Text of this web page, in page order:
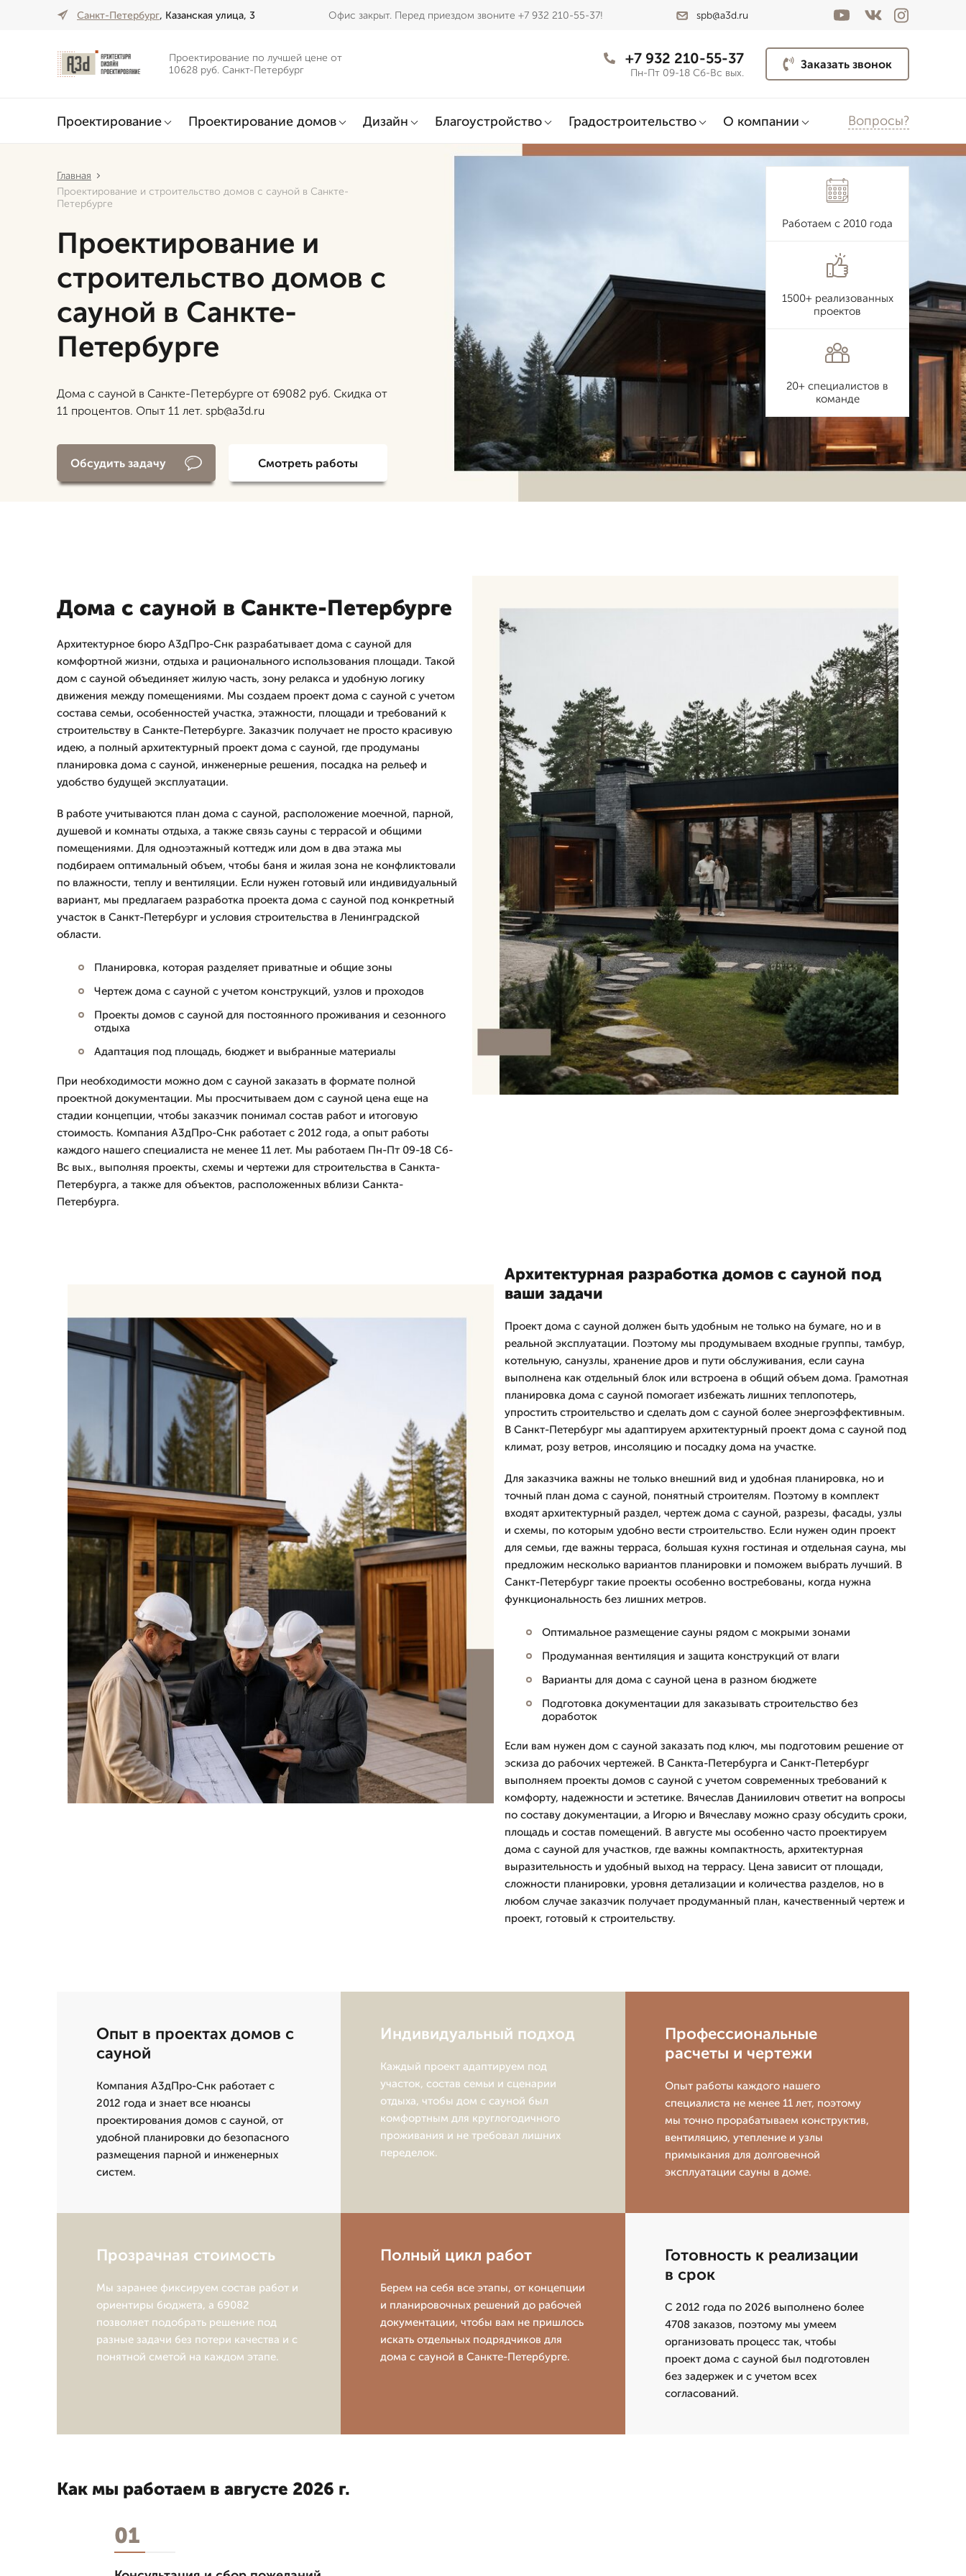
Санкт-Петербург, Казанская улица, 3 Офис закрыт. Перед приездом звоните +7 932 210-55-37! spb@a3d.ru
Проектирование по лучшей цене от
10628 руб. Санкт-Петербург
+7 932 210-55-37
Пн-Пт 09-18 Сб-Вс вых.
Заказать звонок
Проектирование Проектирование домов Дизайн Благоустройство Градостроительство О компании Вопросы?
Главная
Проектирование и строительство домов с сауной в Санкте-
Петербурге
Проектирование и
строительство домов с
сауной в Санкте-
Петербурге
Дома с сауной в Санкте-Петербурге от 69082 руб. Скидка от
11 процентов. Опыт 11 лет. spb@a3d.ru
Обсудить задачу Смотреть работы
Работаем с 2010 года
1500+ реализованных
проектов
20+ специалистов в
команде
Дома с сауной в Санкте-Петербурге
Архитектурное бюро А3дПро-Снк разрабатывает дома с сауной для
комфортной жизни, отдыха и рационального использования площади. Такой
дом с сауной объединяет жилую часть, зону релакса и удобную логику
движения между помещениями. Мы создаем проект дома с сауной с учетом
состава семьи, особенностей участка, этажности, площади и требований к
строительству в Санкте-Петербурге. Заказчик получает не просто красивую
идею, а полный архитектурный проект дома с сауной, где продуманы
планировка дома с сауной, инженерные решения, посадка на рельеф и
удобство будущей эксплуатации.
В работе учитываются план дома с сауной, расположение моечной, парной,
душевой и комнаты отдыха, а также связь сауны с террасой и общими
помещениями. Для одноэтажный коттедж или дом в два этажа мы
подбираем оптимальный объем, чтобы баня и жилая зона не конфликтовали
по влажности, теплу и вентиляции. Если нужен готовый или индивидуальный
вариант, мы предлагаем разработка проекта дома с сауной под конкретный
участок в Санкт-Петербург и условия строительства в Ленинградской
области.
Планировка, которая разделяет приватные и общие зоны
Чертеж дома с сауной с учетом конструкций, узлов и проходов
Проекты домов с сауной для постоянного проживания и сезонного
отдыха
Адаптация под площадь, бюджет и выбранные материалы
При необходимости можно дом с сауной заказать в формате полной
проектной документации. Мы просчитываем дом с сауной цена еще на
стадии концепции, чтобы заказчик понимал состав работ и итоговую
стоимость. Компания А3дПро-Снк работает с 2012 года, а опыт работы
каждого нашего специалиста не менее 11 лет. Мы работаем Пн-Пт 09-18 Сб-
Вс вых., выполняя проекты, схемы и чертежи для строительства в Санкта-
Петербурга, а также для объектов, расположенных вблизи Санкта-
Петербурга.
Архитектурная разработка домов с сауной под
ваши задачи
Проект дома с сауной должен быть удобным не только на бумаге, но и в
реальной эксплуатации. Поэтому мы продумываем входные группы, тамбур,
котельную, санузлы, хранение дров и пути обслуживания, если сауна
выполнена как отдельный блок или встроена в общий объем дома. Грамотная
планировка дома с сауной помогает избежать лишних теплопотерь,
упростить строительство и сделать дом с сауной более энергоэффективным.
В Санкт-Петербург мы адаптируем архитектурный проект дома с сауной под
климат, розу ветров, инсоляцию и посадку дома на участке.
Для заказчика важны не только внешний вид и удобная планировка, но и
точный план дома с сауной, понятный строителям. Поэтому в комплект
входят архитектурный раздел, чертеж дома с сауной, разрезы, фасады, узлы
и схемы, по которым удобно вести строительство. Если нужен один проект
для семьи, где важны терраса, большая кухня гостиная и отдельная сауна, мы
предложим несколько вариантов планировки и поможем выбрать лучший. В
Санкт-Петербург такие проекты особенно востребованы, когда нужна
функциональность без лишних метров.
Оптимальное размещение сауны рядом с мокрыми зонами
Продуманная вентиляция и защита конструкций от влаги
Варианты для дома с сауной цена в разном бюджете
Подготовка документации для заказывать строительство без
доработок
Если вам нужен дом с сауной заказать под ключ, мы подготовим решение от
эскиза до рабочих чертежей. В Санкта-Петербурга и Санкт-Петербург
выполняем проекты домов с сауной с учетом современных требований к
комфорту, надежности и эстетике. Вячеслав Даниилович ответит на вопросы
по составу документации, а Игорю и Вячеславу можно сразу обсудить сроки,
площадь и состав помещений. В августе мы особенно часто проектируем
дома с сауной для участков, где важны компактность, архитектурная
выразительность и удобный выход на террасу. Цена зависит от площади,
сложности планировки, уровня детализации и количества разделов, но в
любом случае заказчик получает продуманный план, качественный чертеж и
проект, готовый к строительству.
Опыт в проектах домов с
сауной
Компания А3дПро-Снк работает с
2012 года и знает все нюансы
проектирования домов с сауной, от
удобной планировки до безопасного
размещения парной и инженерных
систем.
Индивидуальный подход
Каждый проект адаптируем под
участок, состав семьи и сценарии
отдыха, чтобы дом с сауной был
комфортным для круглогодичного
проживания и не требовал лишних
переделок.
Профессиональные
расчеты и чертежи
Опыт работы каждого нашего
специалиста не менее 11 лет, поэтому
мы точно прорабатываем конструктив,
вентиляцию, утепление и узлы
примыкания для долговечной
эксплуатации сауны в доме.
Прозрачная стоимость
Мы заранее фиксируем состав работ и
ориентиры бюджета, а 69082
позволяет подобрать решение под
разные задачи без потери качества и с
понятной сметой на каждом этапе.
Полный цикл работ
Берем на себя все этапы, от концепции
и планировочных решений до рабочей
документации, чтобы вам не пришлось
искать отдельных подрядчиков для
дома с сауной в Санкте-Петербурге.
Готовность к реализации
в срок
С 2012 года по 2026 выполнено более
4708 заказов, поэтому мы умеем
организовать процесс так, чтобы
проект дома с сауной был подготовлен
без задержек и с учетом всех
согласований.
Как мы работаем в августе 2026 г.
01